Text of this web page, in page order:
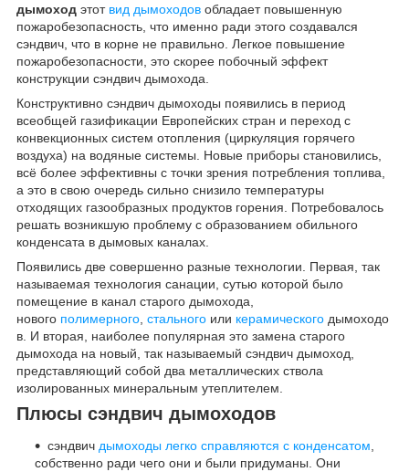
дымоход этот вид дымоходов обладает повышенную
пожаробезопасность, что именно ради этого создавался
сэндвич, что в корне не правильно. Легкое повышение
пожаробезопасности, это скорее побочный эффект
конструкции сэндвич дымохода.
Конструктивно сэндвич дымоходы появились в период
всеобщей газификации Европейских стран и переход с
конвекционных систем отопления (циркуляция горячего
воздуха) на водяные системы. Новые приборы становились,
всё более эффективны с точки зрения потребления топлива,
а это в свою очередь сильно снизило температуры
отходящих газообразных продуктов горения. Потребовалось
решать возникшую проблему с образованием обильного
конденсата в дымовых каналах.
Появились две совершенно разные технологии. Первая, так
называемая технология санации, сутью которой было
помещение в канал старого дымохода,
нового полимерного стального или керамического дымоходо
в. И вторая, наиболее популярная это замена старого
дымохода на новый, так называемый сэндвич дымоход,
представляющий собой два металлических ствола
изолированных минеральным утеплителем.
Плюсы сэндвич дымоходов
сэндвич дымоходы легко справляются с конденсатом,
собственно ради чего они и были придуманы. Они